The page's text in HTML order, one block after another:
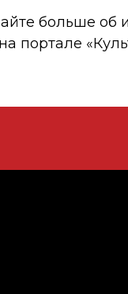
больше об
портале